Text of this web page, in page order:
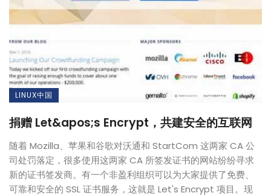
LINUX中国
捐赠 Let&apos;s Encrypt，共建安全的互联网
随着 Mozilla、苹果和谷歌对沃通和 StartCom 这两家 CA 公
司处罚落定，很多使用这两家 CA 所签发证书的网站纷纷寻求
新的证书签发商。有一个非盈利组织可以为大家提供了免费、
可靠和安全的 SSL 证书服务，这就是 Let's Encrypt 项目。现